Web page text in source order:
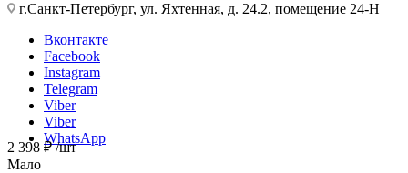
г.Санкт-Петербург, ул. Яхтенная, д. 24.2, помещение 24-Н
Вконтакте
Facebook
Instagram
Telegram
Viber
Viber
WhatsApp
2 398 ₽ /шт
Мало